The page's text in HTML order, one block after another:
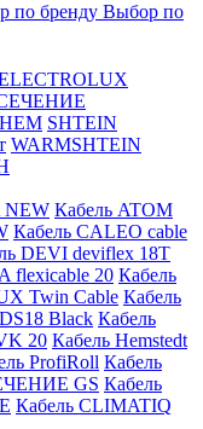
Выбор по
SHTEIN
WARMSHTEIN
NEW Кабель ATOM
Кабель CALEO cable
DEVI deviflex 18T
flexicable 20 Кабель
Twin Cable Кабель
Black Кабель
20 Кабель Hemstedt
ProfiRoll Кабель
GS Кабель
Кабель CLIMATIQ